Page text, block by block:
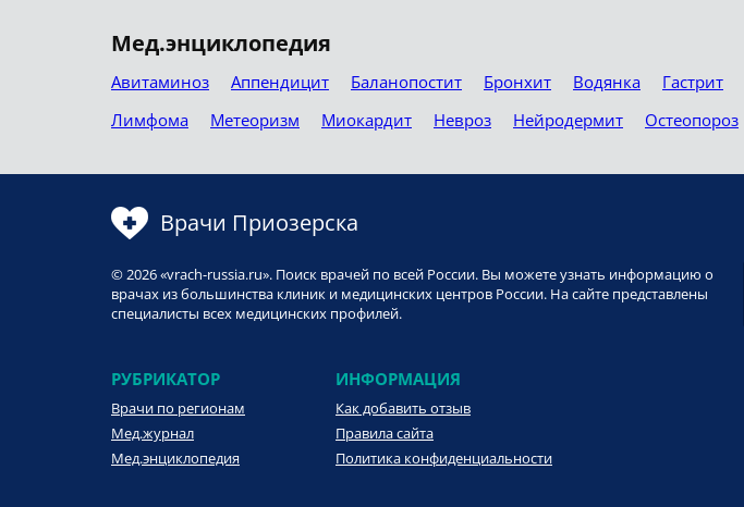
Мед.энциклопедия
Авитаминоз Аппендицит Баланопостит Бронхит Водянка Гастрит
Лимфома
Метеоризм Миокардит Невроз Нейродермит Остеопороз
Врачи Приозерска
© 2026 «vrach-russia.ru». Поиск врачей по всей России. Вы можете узнать информацию о
врачах из большинства клиник и медицинских центров России. На сайте представлены
специалисты всех медицинских профилей.
РУБРИКАТОР
Врачи по регионам
Мед.журнал
Мед.энциклопедия
ИНФОРМАЦИЯ
Как добавить отзыв
Правила сайта
Политика конфиденциальности